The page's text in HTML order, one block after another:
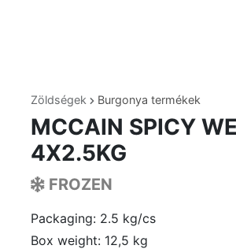
Zöldségek Burgonya termékek
MCCAIN SPICY
4X2.5KG
FROZEN
Packaging: 2.5 kg/cs
Box weight: 12,5 kg